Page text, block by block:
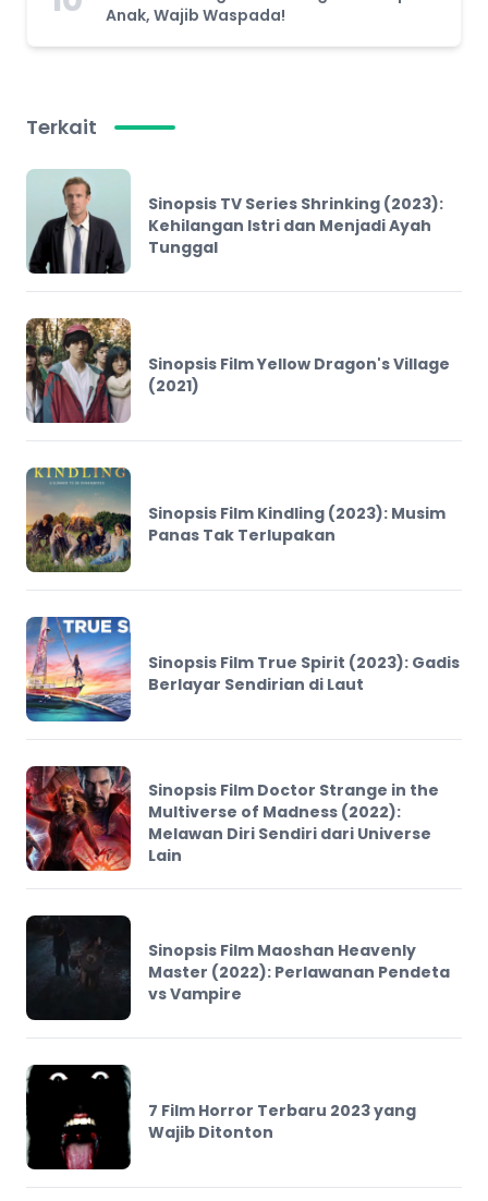
Anak, Wajib Waspada!
Terkait
Sinopsis TV Series Shrinking (2023):
Kehilangan Istri dan Menjadi Ayah
Tunggal
Sinopsis Film Yellow Dragon's Village
(2021)
Sinopsis Film Kindling (2023): Musim
Panas Tak Terlupakan
Sinopsis Film True Spirit (2023): Gadis
Berlayar Sendirian di Laut
Sinopsis Film Doctor Strange in the
Multiverse of Madness (2022):
Melawan Diri Sendiri dari Universe
Lain
Sinopsis Film Maoshan Heavenly
Master (2022): Perlawanan Pendeta
vs Vampire
7 Film Horror Terbaru 2023 yang
Wajib Ditonton